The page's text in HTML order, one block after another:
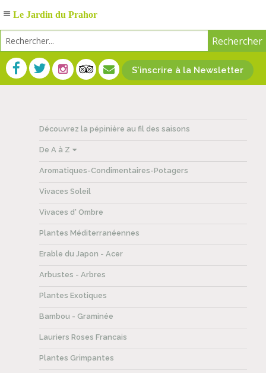
S'inscrire à la Newsletter
Découvrez la pépinière au fil des saisons
De A à Z
Aromatiques-Condimentaires-Potagers
Vivaces Soleil
Vivaces d' Ombre
Plantes Méditerranéennes
Erable du Japon - Acer
Arbustes - Arbres
Plantes Exotiques
Bambou - Graminée
Lauriers Roses Francais
Plantes Grimpantes
Le Jardin du Prahor